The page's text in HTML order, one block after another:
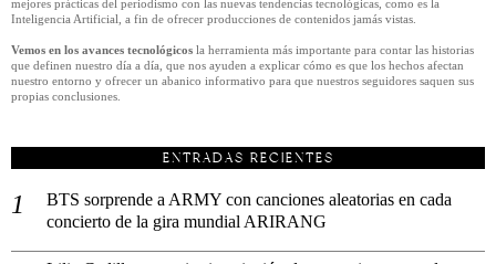
mejores prácticas del periodismo con las nuevas tendencias tecnológicas, como es la
Inteligencia Artificial, a fin de ofrecer producciones de contenidos jamás vistas.
Vemos en los avances tecnológicos la herramienta más importante para contar las historias
que definen nuestro día a día, que nos ayuden a explicar cómo es que los hechos afectan
nuestro entorno y ofrecer un abanico informativo para que nuestros seguidores saquen sus
propias conclusiones.
ENTRADAS RECIENTES
BTS sorprende a ARMY con canciones aleatorias en cada
concierto de la gira mundial ARIRANG